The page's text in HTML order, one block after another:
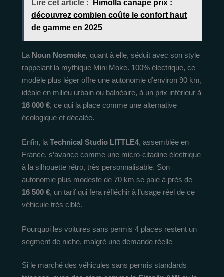
Lire cet article :
Himolla canapé prix :
découvrez combien coûte le confort haut
de gamme en 2025
La Noun Nosmoke, quant à elle, séduit avec son style
rappelant la mythique Mini Moke. 100% électrique, ce
modèle plus léger offre une autonomie d’environ 90 km,
idéale en milieu urbain ou balnéaire, à un prix inférieur à
16 000 €, ce qui la place comme une alternative
écologique et décalée.
Enfin, la Technical Studio LITTLE4, assemblée en
France, s’avance comme une micro-citadine électrique
à la silhouette rétro, très personnalisable. Son
autonomie plus modeste de 70 km se paie à près de
16 500 €, un tarif qui fera réfléchir à l’usage réel de ce
véhicule très ciblé.
Pourquoi les voitures sans permis 4 places restent un
segment de niche, malgré une demande réelle
Si le marché des véhicules sans permis standards